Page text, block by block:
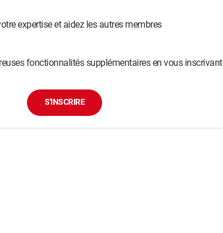
expertise et aidez les autres membres
fonctionnalités supplémentaires en vous inscrivant
S'INSCRIRE